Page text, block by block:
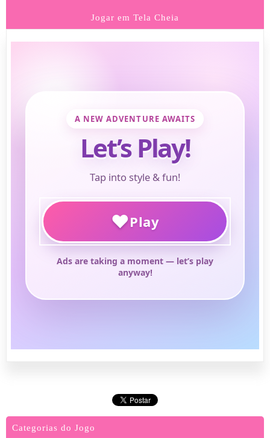
Jogar em Tela Cheia
Categorias do Jogo